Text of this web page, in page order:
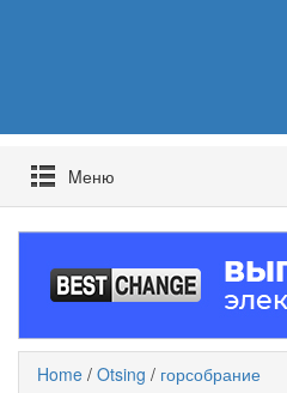
Mеню
Home / Otsing / горсобрание